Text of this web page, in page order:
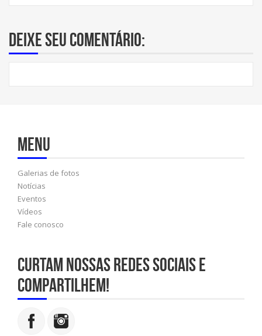
Deixe seu comentário:
Menu
Galerias de fotos
Notícias
Eventos
Vídeos
Fale conosco
Curtam nossas redes sociais e
compartilhem!